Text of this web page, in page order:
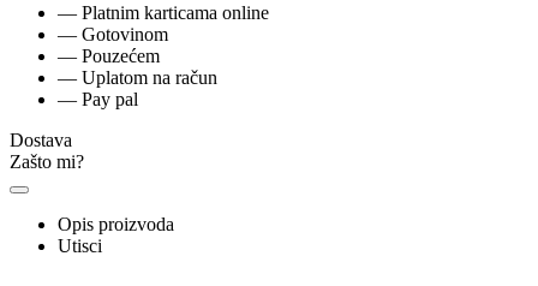
— Platnim karticama online
— Gotovinom
— Pouzećem
— Uplatom na račun
— Pay pal
Dostava
Zašto mi?
Opis proizvoda
Utisci